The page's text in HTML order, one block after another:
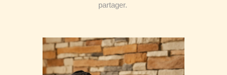
partager.